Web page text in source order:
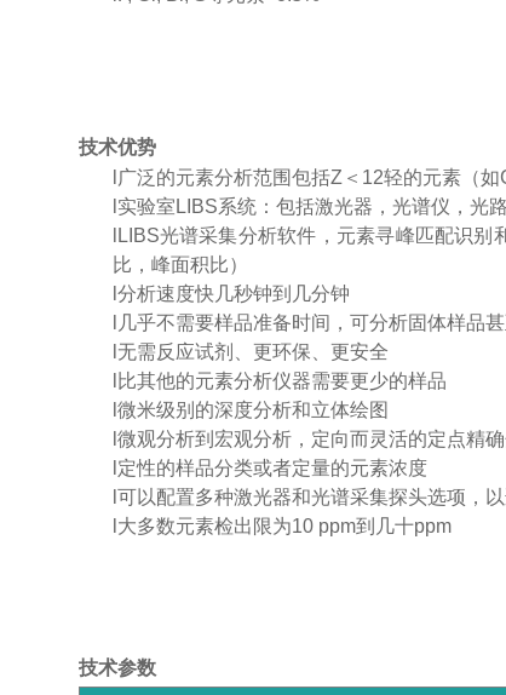
技术优势
广泛的元素分析范围包括Z＜12轻的元素（如
实验室 LIBS系统：包括激光器，光谱仪，光
LIBS光谱采集分析软件，元素寻峰匹配识别
比，峰面积比）
分析速度快几秒钟到几分钟
几乎不需要样品准备时间，可分析固体样品
无需反应试剂、更环保、更安全
比其他的元素分析仪器需要更少的样品
微米级别的深度分析和立体绘图
微观分析到宏观分析，定向而灵活的定点精
定性的样品分类或者定量的元素浓度
可以配置多种激光器和光谱采集探头选项，
大多数元素检出限为10 ppm到几十ppm
技术参数